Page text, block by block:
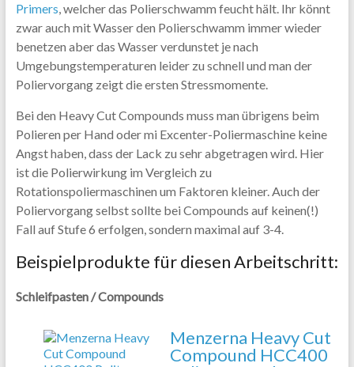
Primers, welcher das Polierschwamm feucht hält. Ihr könnt
zwar auch mit Wasser den Polierschwamm immer wieder
benetzen aber das Wasser verdunstet je nach
Umgebungstemperaturen leider zu schnell und man der
Poliervorgang zeigt die ersten Stressmomente.
Bei den Heavy Cut Compounds muss man übrigens beim
Polieren per Hand oder mi Excenter-Poliermaschine keine
Angst haben, dass der Lack zu sehr abgetragen wird. Hier
ist die Polierwirkung im Vergleich zu
Rotationspoliermaschinen um Faktoren kleiner. Auch der
Poliervorgang selbst sollte bei Compounds auf keinen(!)
Fall auf Stufe 6 erfolgen, sondern maximal auf 3-4.
Beispielprodukte für diesen Arbeitschritt:
Schleifpasten / Compounds
Menzerna Heavy Cut
Compound HCC400